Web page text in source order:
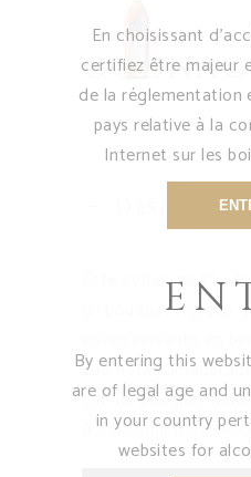
Este coñac de 10
un bouquet frutoso
con notas
con un bouquet
A consumir puro o
En choisissant
certifiez être majeur
de la réglementation
pays relative à la
Internet sur les
By entering this
are of legal age and
in your country
websites for